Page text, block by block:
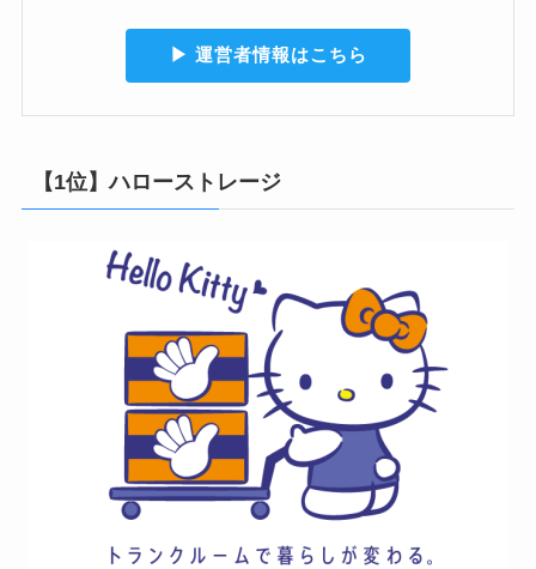
▶︎ 運営者情報はこちら
【1位】ハローストレージ